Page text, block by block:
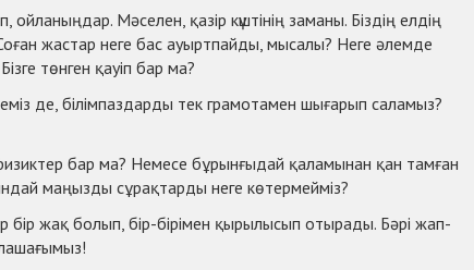
Мәселен, қазір күштінің заманы. Біздің елдің
жастар неге бас ауыртпайды, мысалы? Неге әлемде
төнген қауіп бар ма?
де, білімпаздарды тек грамотамен шығарып саламыз?
бар ма? Немесе бұрынғыдай қаламынан қан тамған
маңызды сұрақтарды неге көтермейміз?
жақ болып, бір-бірімен қырылысып отырады. Бәрі жап-